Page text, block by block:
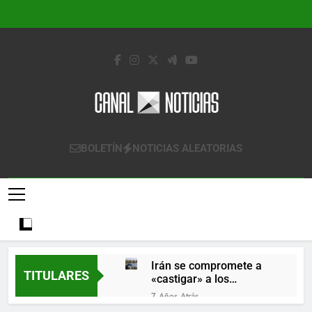
Canal Noticias
Canal Noticias
BOLETÍN NOTICIAS ALEATORIAS
TITULARES
Irán se compromete a
«castigar» a los
responsables de
derribar un avión
7 Años Atrás